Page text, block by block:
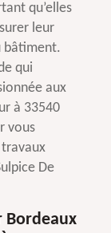
qu’elles
leur
bâtiment.
qui
aux
à 33540
vous
De
Bordeaux